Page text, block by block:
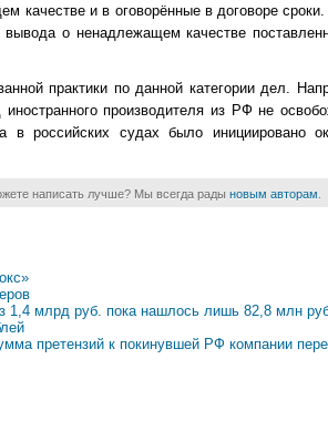
качестве и в оговорённые в договоре
о ненадлежащем качестве
практики по данной категории дел.
производителя из РФ не
российских судах было инициировано
написать лучше? Мы всегда рады новым авторам
1,4 млрд руб. пока нашлось лишь 82,8 млн
претензий к покинувшей РФ компании